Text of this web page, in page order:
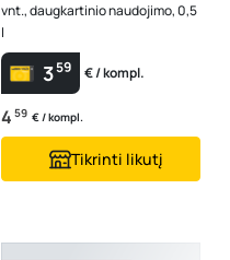
vnt., daugkartinio naudojimo, 0,5
l
359 € / kompl.
4 59 € / kompl.
Tikrinti likutį